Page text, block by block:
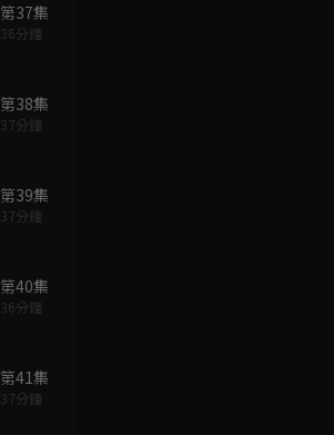
第37集
36分鐘
第38集
37分鐘
第39集
37分鐘
第40集
36分鐘
第41集
37分鐘